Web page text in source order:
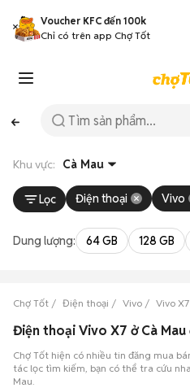
Voucher KFC đến 100k
Chỉ có trên app Chợ Tốt
Khu vực: Cà Mau
Lọc Điện thoại Vivo
Dung lượng: 64 GB 128 GB
Chợ Tốt Điện thoại Vivo Vivo X7
Điện thoại Vivo X7 ở Cà
Chợ Tốt hiện có nhiều tin đăng mua
tác lọc tìm kiếm, bạn có thể tra cứu
Mau.